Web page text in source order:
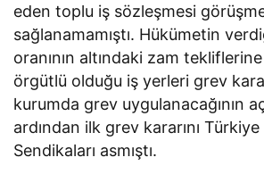
eden toplu iş sözleşmesi
sağlanamamıştı. Hükümetin
oranının altındaki zam
örgütlü olduğu iş yerleri grev
kurumda grev uygulanacağının
ardından ilk grev kararını
Sendikaları asmıştı.